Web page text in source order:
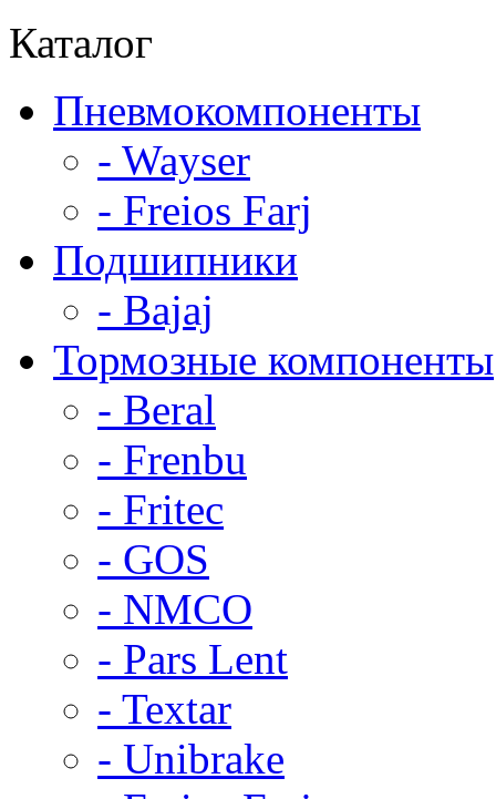
Каталог
Пневмокомпоненты
- Wayser
- Freios Farj
Подшипники
- Bajaj
Тормозные компоненты
- Beral
- Frenbu
- Fritec
- GOS
- NMCO
- Pars Lent
- Textar
- Unibrake